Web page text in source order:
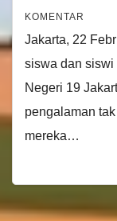
KOMENTAR
Jakarta, 22
siswa dan siswi
Negeri 19
pengalaman
mereka…